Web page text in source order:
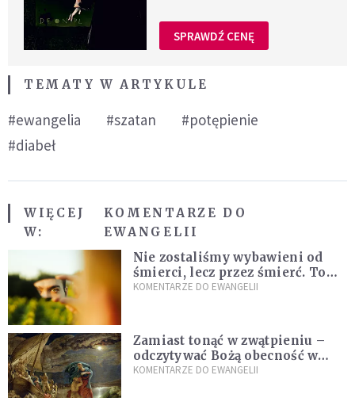
SPRAWDŹ CENĘ
TEMATY W ARTYKULE
#ewangelia #szatan
#potępienie
#diabeł
WIĘCEJ
W:
KOMENTARZE DO
EWANGELII
Nie zostaliśmy wybawieni od
śmierci, lecz przez śmierć. To
jedna z największych tajemnic
KOMENTARZE DO EWANGELII
Zamiast tonąć w zwątpieniu –
odczytywać Bożą obecność w
burzach codziennego życia
KOMENTARZE DO EWANGELII